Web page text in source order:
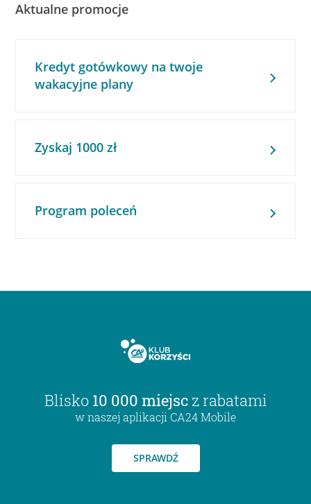
Aktualne promocje
Kredyt gotówkowy na twoje
wakacyjne plany
Zyskaj 1000 zł
Program poleceń
Blisko 10 000 miejsc z rabatami
w naszej aplikacji CA24 Mobile
SPRAWDŹ